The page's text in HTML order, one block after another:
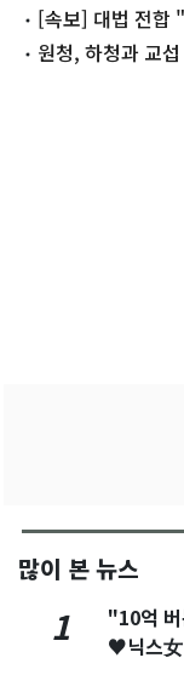
정 [속보] 대법 전합
조 패소 확정
원청, 하청과 교
많이 본 뉴스
1
"10억
♥닉스女